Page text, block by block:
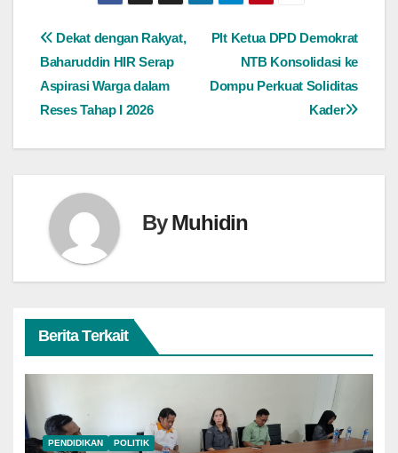
Navigasi
pos
Plt Ketua DPD Demokrat
NTB Konsolidasi ke
Dompu Perkuat Soliditas
Kader
Dekat dengan Rakyat,
Baharuddin HIR Serap
Aspirasi Warga dalam
Reses Tahap I 2026
ByMuhidin
Berita Terkait
PENDIDIKAN POLITIK